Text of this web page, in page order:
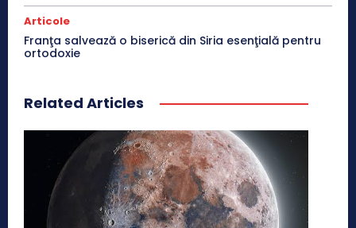
Articole
Franţa salvează o biserică din Siria esenţială pentru
ortodoxie
Related Articles